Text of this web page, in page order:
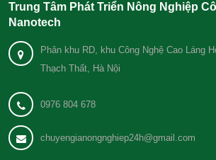
Trung Tâm Phát Triển Nông Nghiệp
Nanotech
Phân khu RD, khu Công Nghệ Cao Láng
Thạch Thất, Hà Nội
0976 804 678
chuyengianongnghiep24h@gmail.com